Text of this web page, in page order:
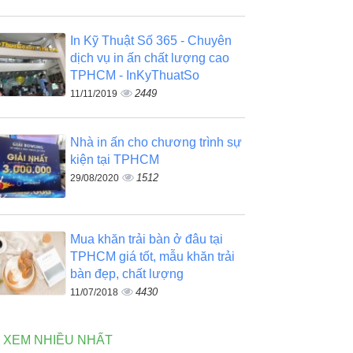
In Kỹ Thuật Số 365 - Chuyên
dịch vụ in ấn chất lượng cao
TPHCM - InKyThuatSo
11/11/2019 2449
Nhà in ấn cho chương trình sự
kiện tại TPHCM
29/08/2020 1512
Mua khăn trải bàn ở đâu tại
TPHCM giá tốt, mẫu khăn trải
bàn đẹp, chất lượng
11/07/2018 4430
XEM NHIỀU NHẤT